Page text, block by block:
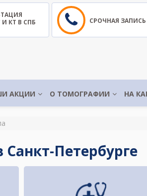
КТ В СПБ
СРОЧНАЯ ЗАПИСЬ
АКЦИИ О ТОМОГРАФИИ НА
Петербурге